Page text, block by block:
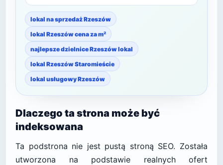
lokal na sprzedaż Rzeszów
lokal Rzeszów cena za m²
najlepsze dzielnice Rzeszów lokal
lokal Rzeszów Staromieście
lokal usługowy Rzeszów
Dlaczego ta strona może być
indeksowana
Ta podstrona nie jest pustą stroną SEO. Została
utworzona na podstawie realnych ofert